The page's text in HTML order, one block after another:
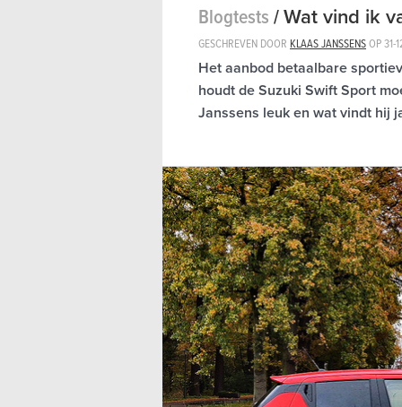
Blogtests/Wat vind ik
GESCHREVEN DOOR KLAAS JANSSENSOP31-
Het aanbod betaalbare
houdt de Suzuki Swift Sport
Janssens leuk en wat vindt hij